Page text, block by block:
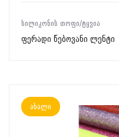
ᲡᲘᲚᲘᲙᲝᲜᲘᲡ ᲗᲝᲤᲘ/ᲢᲧᲕᲘᲐ
ფერადი წებოვანი ლენტი
ახალი